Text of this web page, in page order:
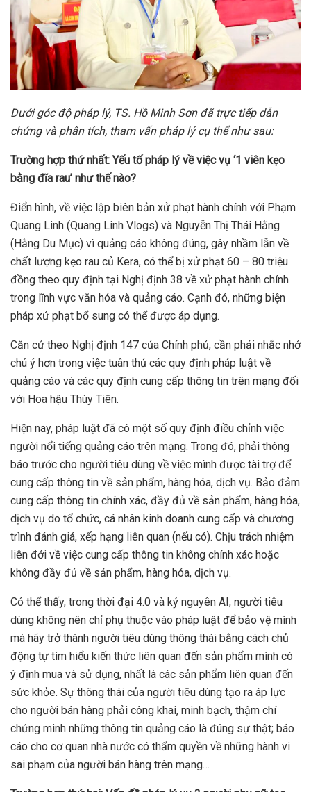
Dưới góc độ pháp lý, TS. Hồ Minh Sơn đã trực tiếp dẫn
chứng và phân tích, tham vấn pháp lý cụ thể như sau:
Trường hợp thứ nhất: Yếu tố pháp lý về việc vụ ‘1 viên kẹo
bằng đĩa rau’ như thế nào?
Điển hình, về việc lập biên bản xử phạt hành chính với Phạm
Quang Linh (Quang Linh Vlogs) và Nguyễn Thị Thái Hằng
(Hằng Du Mục) vì quảng cáo không đúng, gây nhầm lẫn về
chất lượng kẹo rau củ Kera, có thể bị xử phạt 60 – 80 triệu
đồng theo quy định tại Nghị định 38 về xử phạt hành chính
trong lĩnh vực văn hóa và quảng cáo. Cạnh đó, những biện
pháp xử phạt bổ sung có thể được áp dụng.
Căn cứ theo Nghị định 147 của Chính phủ, cần phải nhắc nhở
chú ý hơn trong việc tuân thủ các quy định pháp luật về
quảng cáo và các quy định cung cấp thông tin trên mạng đối
với Hoa hậu Thùy Tiên.
Hiện nay, pháp luật đã có một số quy định điều chỉnh việc
người nổi tiếng quảng cáo trên mạng. Trong đó, phải thông
báo trước cho người tiêu dùng về việc mình được tài trợ để
cung cấp thông tin về sản phẩm, hàng hóa, dịch vụ. Bảo đảm
cung cấp thông tin chính xác, đầy đủ về sản phẩm, hàng hóa,
dịch vụ do tổ chức, cá nhân kinh doanh cung cấp và chương
trình đánh giá, xếp hạng liên quan (nếu có). Chịu trách nhiệm
liên đới về việc cung cấp thông tin không chính xác hoặc
không đầy đủ về sản phẩm, hàng hóa, dịch vụ.
Có thể thấy, trong thời đại 4.0 và kỷ nguyên AI, người tiêu
dùng không nên chỉ phụ thuộc vào pháp luật để bảo vệ mình
mà hãy trở thành người tiêu dùng thông thái bằng cách chủ
động tự tìm hiểu kiến thức liên quan đến sản phẩm mình có
ý định mua và sử dụng, nhất là các sản phẩm liên quan đến
sức khỏe. Sự thông thái của người tiêu dùng tạo ra áp lực
cho người bán hàng phải công khai, minh bạch, thậm chí
chứng minh những thông tin quảng cáo là đúng sự thật; báo
cáo cho cơ quan nhà nước có thẩm quyền về những hành vi
sai phạm của người bán hàng trên mạng…